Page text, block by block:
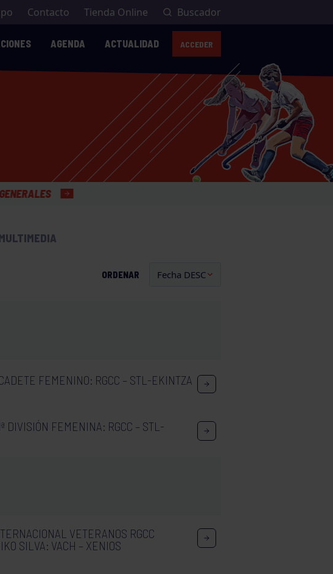
Contacto Tienda Online Buscador
AGENDA ACTUALIDAD ACCEDER
ORDENAR
FEMENINO: RGCC – STL-EKINTZA
DIVISIÓN FEMENINA: RGCC – STL-
VETERANOS RGCC
SILVA: VACH – XENIOS